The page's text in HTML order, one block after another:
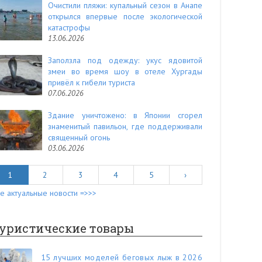
Очистили пляжи: купальный сезон в Анапе
открылся впервые после экологической
катастрофы
13.06.2026
Заползла под одежду: укус ядовитой
змеи во время шоу в отеле Хургады
привёл к гибели туриста
07.06.2026
Здание уничтожено: в Японии сгорел
знаменитый павильон, где поддерживали
священный огонь
03.06.2026
1 2 3 4 5
›
актуальные новости =>>>
товары
15 лучших моделей беговых лыж в 2026